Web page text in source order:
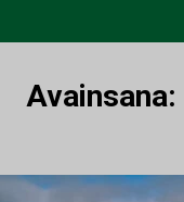
Avainsana: